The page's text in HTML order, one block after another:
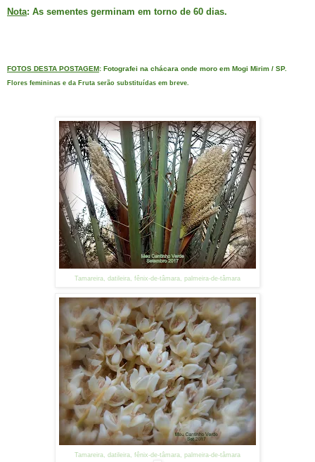
Nota: As sementes germinam em torno de 60 dias.
FOTOS DESTA POSTAGEM: Fotografei na chácara onde moro em Mogi Mirim / SP.
Flores femininas e da Fruta serão substituídas em breve.
Tamareira, datileira, fênix-de-tâmara, palmeira-de-tâmara
Tamareira, datileira, fênix-de-tâmara, palmeira-de-tâmara